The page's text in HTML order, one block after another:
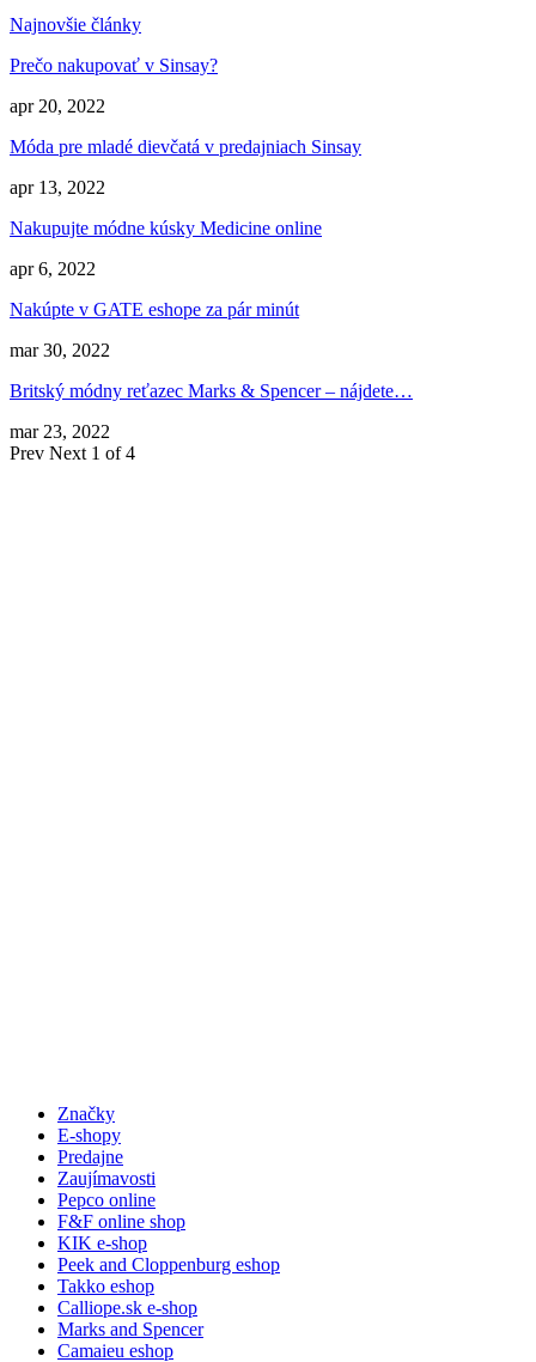
Najnovšie články
Prečo nakupovať v Sinsay?
apr 20, 2022
Móda pre mladé dievčatá v predajniach Sinsay
apr 13, 2022
Nakupujte módne kúsky Medicine online
apr 6, 2022
Nakúpte v GATE eshope za pár minút
mar 30, 2022
Britský módny reťazec Marks & Spencer – nájdete…
mar 23, 2022
Prev Next 1 of 4
Značky
E-shopy
Predajne
Zaujímavosti
Pepco online
F&F online shop
KIK e-shop
Peek and Cloppenburg eshop
Takko eshop
Calliope.sk e-shop
Marks and Spencer
Camaieu eshop